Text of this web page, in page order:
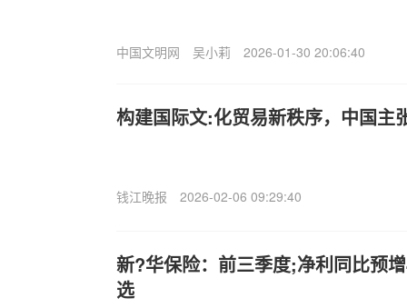
中国文明网 吴小莉 2026-01-30 20:06:40
构建国际文:化贸易新秩序，中国主
钱江晚报 2026-02-06 09:29:40
新?华保险：前三季度;净利同比预
选